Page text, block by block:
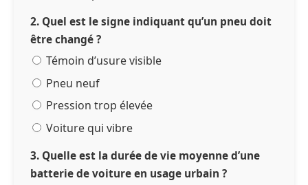
2. Quel est le signe indiquant qu’un pneu doit
être changé ?
Témoin d’usure visible
Pneu neuf
Pression trop élevée
Voiture qui vibre
3. Quelle est la durée de vie moyenne d’une
batterie de voiture en usage urbain ?